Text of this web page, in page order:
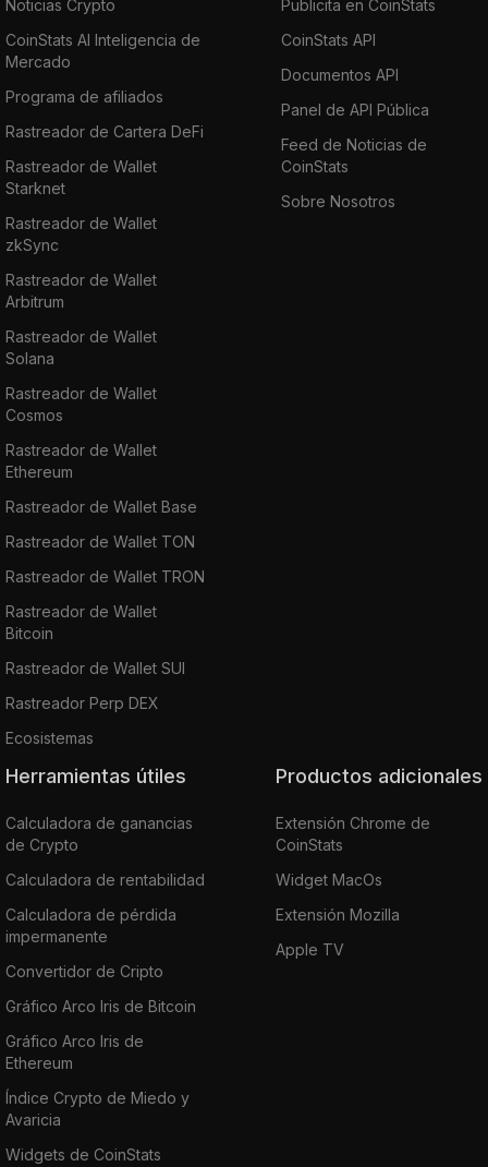
Noticias Crypto
CoinStats AI Inteligencia de
Mercado
Programa de afiliados
Rastreador de Cartera DeFi
Rastreador de Wallet
Starknet
Rastreador de Wallet
zkSync
Rastreador de Wallet
Arbitrum
Rastreador de Wallet
Solana
Rastreador de Wallet
Cosmos
Rastreador de Wallet
Ethereum
Rastreador de Wallet Base
Rastreador de Wallet TON
Rastreador de Wallet TRON
Rastreador de Wallet
Bitcoin
Rastreador de Wallet SUI
Rastreador Perp DEX
Ecosistemas
Publicita en CoinStats
CoinStats API
Documentos API
Panel de API Pública
Feed de Noticias de
CoinStats
Sobre Nosotros
Herramientas útiles
Calculadora de ganancias
de Crypto
Calculadora de rentabilidad
Calculadora de pérdida
impermanente
Convertidor de Cripto
Gráfico Arco Iris de Bitcoin
Gráfico Arco Iris de
Ethereum
Índice Crypto de Miedo y
Avaricia
Widgets de CoinStats
Productos adicionales
Extensión Chrome de
CoinStats
Widget MacOs
Extensión Mozilla
Apple TV